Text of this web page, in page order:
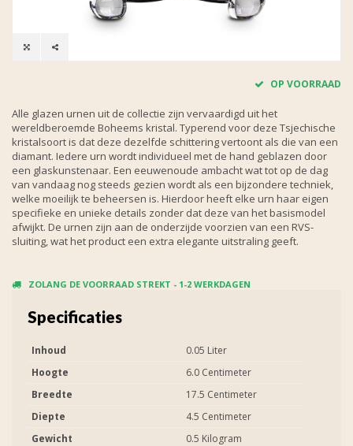
OP VOORRAAD
Alle glazen urnen uit de collectie zijn vervaardigd uit het
wereldberoemde Boheems kristal. Typerend voor deze Tsjechische
kristalsoort is dat deze dezelfde schittering vertoont als die van een
diamant. Iedere urn wordt individueel met de hand geblazen door
een glaskunstenaar. Een eeuwenoude ambacht wat tot op de dag
van vandaag nog steeds gezien wordt als een bijzondere techniek,
welke moeilijk te beheersen is. Hierdoor heeft elke urn haar eigen
specifieke en unieke details zonder dat deze van het basismodel
afwijkt. De urnen zijn aan de onderzijde voorzien van een RVS-
sluiting, wat het product een extra elegante uitstraling geeft.
ZOLANG DE VOORRAAD STREKT - 1-2 WERKDAGEN
Specificaties
Inhoud
0.05 Liter
Hoogte
6.0 Centimeter
Breedte
17.5 Centimeter
Diepte
4.5 Centimeter
Gewicht
0.5 Kilogram